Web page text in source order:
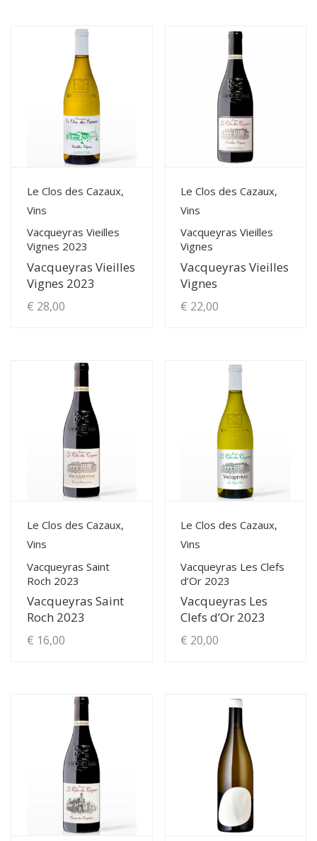
View Details
Le Clos des Cazaux,
Vins
Vacqueyras Vieilles
Vignes 2023
Vacqueyras Vieilles
Vignes 2023
€ 28,00
View Details
Le Clos des Cazaux,
Vins
Vacqueyras Vieilles
Vignes
Vacqueyras Vieilles
Vignes
€ 22,00
View Details
Le Clos des Cazaux,
Vins
Vacqueyras Saint
Roch 2023
Vacqueyras Saint
Roch 2023
€ 16,00
View Details
Le Clos des Cazaux,
Vins
Vacqueyras Les Clefs
d’Or 2023
Vacqueyras Les
Clefs d’Or 2023
€ 20,00